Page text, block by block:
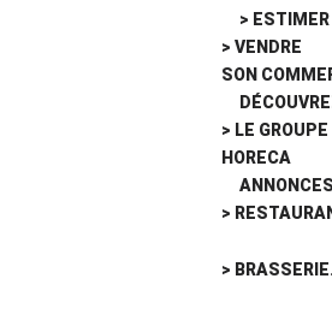
> ESTIMER
> VENDRE
SON
> LE GROUPE
HORECA
>
> BRASSERIE.